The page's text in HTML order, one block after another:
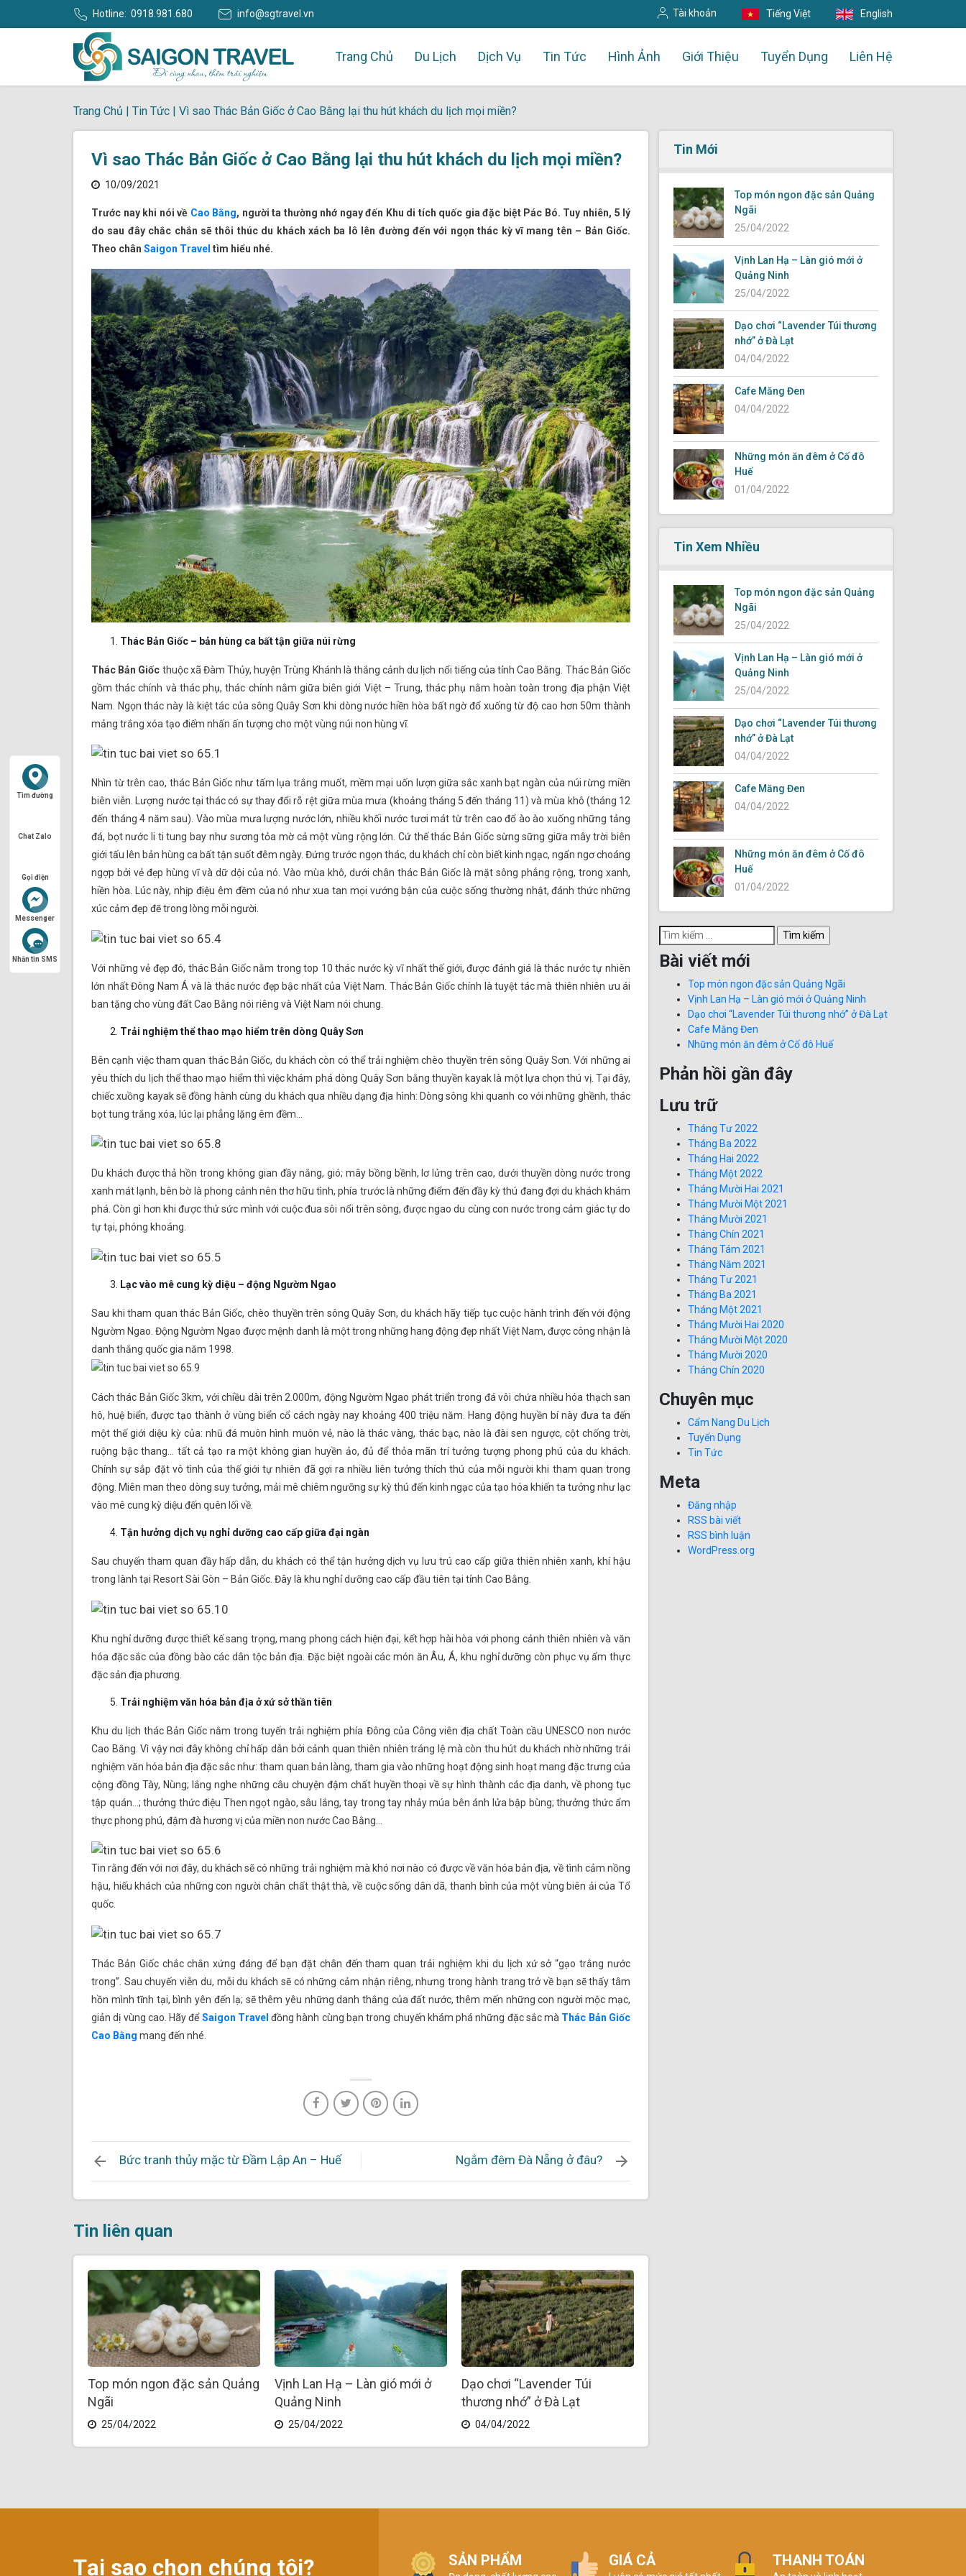
Hotline: 0918.981.680 info@sgtravel.vn Tài khoản Tiếng Việt English
Trang Chủ Du Lịch Dịch Vụ Tin Tức Hình Ảnh Giới Thiệu Tuyển Dụng Liên Hệ
Trang Chủ | Tin Tức | Vì sao Thác Bản Giốc ở Cao Bằng lại thu hút khách du lịch mọi miền?
Vì sao Thác Bản Giốc ở Cao Bằng lại thu hút khách du lịch mọi miền?
10/09/2021
Trước nay khi nói về Cao Bằng, người ta thường nhớ ngay đến Khu di tích quốc gia đặc biệt Pác Bó. Tuy nhiên, 5 lý
do sau đây chắc chắn sẽ thôi thúc du khách xách ba lô lên đường đến với ngọn thác kỳ vĩ mang tên – Bản Giốc.
Theo chân Saigon Travel tìm hiểu nhé.
Thác Bản Giốc – bản hùng ca bất tận giữa núi rừng
Thác Bản Giốc thuộc xã Đàm Thủy, huyện Trùng Khánh là thắng cảnh du lịch nổi tiếng của tỉnh Cao Bằng. Thác Bản Giốc
gồm thác chính và thác phụ, thác chính nằm giữa biên giới Việt – Trung, thác phụ nằm hoàn toàn trong địa phận Việt
Nam. Ngọn thác này là kiệt tác của sông Quây Sơn khi dòng nước hiền hòa bất ngờ đổ xuống từ độ cao hơn 50m thành
mảng trắng xóa tạo điểm nhấn ấn tượng cho một vùng núi non hùng vĩ.
Nhìn từ trên cao, thác Bản Giốc như tấm lụa trắng muốt, mềm mại uốn lượn giữa sắc xanh bạt ngàn của núi rừng miền
biên viễn. Lượng nước tại thác có sự thay đổi rõ rệt giữa mùa mưa (khoảng tháng 5 đến tháng 11) và mùa khô (tháng 12
đến tháng 4 năm sau). Vào mùa mưa lượng nước lớn, nhiều khối nước tươi mát từ trên cao đổ ào ào xuống những tảng
đá, bọt nước li ti tung bay như sương tỏa mờ cả một vùng rộng lớn. Cứ thế thác Bản Giốc sừng sững giữa mây trời biên
giới tấu lên bản hùng ca bất tận suốt đêm ngày. Đứng trước ngọn thác, du khách chỉ còn biết kinh ngạc, ngẩn ngơ choáng
ngợp bởi vẻ đẹp hùng vĩ và dữ dội của nó. Vào mùa khô, dưới chân thác Bản Giốc là mặt sông phẳng rộng, trong xanh,
hiền hòa. Lúc này, nhịp điệu êm đềm của nó như xua tan mọi vướng bận của cuộc sống thường nhật, đánh thức những
xúc cảm đẹp đẽ trong lòng mỗi người.
Với những vẻ đẹp đó, thác Bản Giốc nằm trong top 10 thác nước kỳ vĩ nhất thế giới, được đánh giá là thác nước tự nhiên
lớn nhất Đông Nam Á và là thác nước đẹp bậc nhất của Việt Nam. Thác Bản Giốc chính là tuyệt tác mà thiên nhiên ưu ái
ban tặng cho vùng đất Cao Bằng nói riêng và Việt Nam nói chung.
Trải nghiệm thể thao mạo hiểm trên dòng Quây Sơn
Bên cạnh việc tham quan thác Bản Giốc, du khách còn có thể trải nghiệm chèo thuyền trên sông Quây Sơn. Với những ai
yêu thích du lịch thể thao mạo hiểm thì việc khám phá dòng Quây Sơn bằng thuyền kayak là một lựa chọn thú vị. Tại đây,
chiếc xuồng kayak sẽ đồng hành cùng du khách qua nhiều dạng địa hình: Dòng sông khi quanh co với những ghềnh, thác
bọt tung trắng xóa, lúc lại phẳng lặng êm đềm…
Du khách được thả hồn trong không gian đầy nắng, gió; mây bồng bềnh, lơ lửng trên cao, dưới thuyền dòng nước trong
xanh mát lạnh, bên bờ là phong cảnh nên thơ hữu tình, phía trước là những điểm đến đầy kỳ thú đang đợi du khách khám
phá. Còn gì hơn khi được thử sức mình với cuộc đua sôi nổi trên sông, được ngao du cùng con nước trong cảm giác tự do
tự tại, phóng khoáng.
Lạc vào mê cung kỳ diệu – động Ngườm Ngao
Sau khi tham quan thác Bản Giốc, chèo thuyền trên sông Quây Sơn, du khách hãy tiếp tục cuộc hành trình đến với động
Ngườm Ngao. Động Ngườm Ngao được mệnh danh là một trong những hang động đẹp nhất Việt Nam, được công nhận là
danh thắng quốc gia năm 1998.
Cách thác Bản Giốc 3km, với chiều dài trên 2.000m, động Ngườm Ngao phát triển trong đá vôi chứa nhiều hóa thạch san
hô, huệ biển, được tạo thành ở vùng biển cổ cách ngày nay khoảng 400 triệu năm. Hang động huyền bí này đưa ta đến
một thế giới diệu kỳ của: nhũ đá muôn hình muôn vẻ, nào là thác vàng, thác bạc, nào là đài sen ngược, cột chống trời,
ruộng bậc thang… tất cả tạo ra một không gian huyền ảo, đủ để thỏa mãn trí tưởng tượng phong phú của du khách.
Chính sự sắp đặt vô tình của thế giới tự nhiên đã gợi ra nhiều liên tưởng thích thú của mỗi người khi tham quan trong
động. Miên man theo dòng suy tưởng, mải mê chiêm ngưỡng sự kỳ thú đến kinh ngạc của tạo hóa khiến ta tưởng như lạc
vào mê cung kỳ diệu đến quên lối về.
Tận hưởng dịch vụ nghỉ dưỡng cao cấp giữa đại ngàn
Sau chuyến tham quan đầy hấp dẫn, du khách có thể tận hưởng dịch vụ lưu trú cao cấp giữa thiên nhiên xanh, khí hậu
trong lành tại Resort Sài Gòn – Bản Giốc. Đây là khu nghỉ dưỡng cao cấp đầu tiên tại tỉnh Cao Bằng.
Khu nghỉ dưỡng được thiết kế sang trọng, mang phong cách hiện đại, kết hợp hài hòa với phong cảnh thiên nhiên và văn
hóa đặc sắc của đồng bào các dân tộc bản địa. Đặc biệt ngoài các món ăn Âu, Á, khu nghỉ dưỡng còn phục vụ ẩm thực
đặc sản địa phương.
Trải nghiệm văn hóa bản địa ở xứ sở thần tiên
Khu du lịch thác Bản Giốc nằm trong tuyến trải nghiệm phía Đông của Công viên địa chất Toàn cầu UNESCO non nước
Cao Bằng. Vì vậy nơi đây không chỉ hấp dẫn bởi cảnh quan thiên nhiên tráng lệ mà còn thu hút du khách nhờ những trải
nghiệm văn hóa bản địa đặc sắc như: tham quan bản làng, tham gia vào những hoạt động sinh hoạt mang đặc trưng của
cộng đồng Tày, Nùng; lắng nghe những câu chuyện đậm chất huyền thoại về sự hình thành các địa danh, về phong tục
tập quán…; thưởng thức điệu Then ngọt ngào, sâu lắng, tay trong tay nhảy múa bên ánh lửa bập bùng; thưởng thức ẩm
thực phong phú, đậm đà hương vị của miền non nước Cao Bằng…
Tin rằng đến với nơi đây, du khách sẽ có những trải nghiệm mà khó nơi nào có được về văn hóa bản địa, về tình cảm nồng
hậu, hiếu khách của những con người chân chất thật thà, về cuộc sống dân dã, thanh bình của một vùng biên ải của Tổ
quốc.
Thác Bản Giốc chắc chắn xứng đáng để bạn đặt chân đến tham quan trải nghiệm khi du lịch xứ sở “gạo trắng nước
trong”. Sau chuyến viễn du, mỗi du khách sẽ có những cảm nhận riêng, nhưng trong hành trang trở về bạn sẽ thấy tâm
hồn mình tĩnh tại, bình yên đến lạ; sẽ thêm yêu những danh thắng của đất nước, thêm mến những con người mộc mạc,
giản dị vùng cao. Hãy đểSaigon Travel đồng hành cùng bạn trong chuyến khám phá những đặc sắc mà Thác Bản Giốc
Cao Bằng mang đến nhé.
Bức tranh thủy mặc từ Đầm Lập An – Huế Ngắm đêm Đà Nẵng ở đâu?
Tin liên quan
Top món ngon đặc sản Quảng
Ngãi
25/04/2022
Vịnh Lan Hạ – Làn gió mới ở
Quảng Ninh
25/04/2022
Dạo chơi “Lavender Túi
thương nhớ” ở Đà Lạt
04/04/2022
Tin Mới
Top món ngon đặc sản Quảng
Ngãi
25/04/2022
Vịnh Lan Hạ – Làn gió mới ở
Quảng Ninh
25/04/2022
Dạo chơi “Lavender Túi thương
nhớ” ở Đà Lạt
04/04/2022
Cafe Măng Đen
04/04/2022
Những món ăn đêm ở Cố đô
Huế
01/04/2022
Tin Xem Nhiều
Top món ngon đặc sản Quảng
Ngãi
25/04/2022
Vịnh Lan Hạ – Làn gió mới ở
Quảng Ninh
25/04/2022
Dạo chơi “Lavender Túi thương
nhớ” ở Đà Lạt
04/04/2022
Cafe Măng Đen
04/04/2022
Những món ăn đêm ở Cố đô
Huế
01/04/2022
Tìm
kiếm
cho:
Bài viết mới
Top món ngon đặc sản Quảng Ngãi
Vịnh Lan Hạ – Làn gió mới ở Quảng Ninh
Dạo chơi “Lavender Túi thương nhớ” ở Đà Lạt
Cafe Măng Đen
Những món ăn đêm ở Cố đô Huế
Phản hồi gần đây
Lưu trữ
Tháng Tư 2022
Tháng Ba 2022
Tháng Hai 2022
Tháng Một 2022
Tháng Mười Hai 2021
Tháng Mười Một 2021
Tháng Mười 2021
Tháng Chín 2021
Tháng Tám 2021
Tháng Năm 2021
Tháng Tư 2021
Tháng Ba 2021
Tháng Một 2021
Tháng Mười Hai 2020
Tháng Mười Một 2020
Tháng Mười 2020
Tháng Chín 2020
Chuyên mục
Cẩm Nang Du Lịch
Tuyển Dụng
Tin Tức
Meta
Đăng nhập
RSS bài viết
RSS bình luận
WordPress.org
Tại sao chọn chúng tôi? SẢN PHẨM GIÁ CẢ THANH TOÁN
Tìm đường
Chat Zalo
Gọi điện
Messenger
Nhắn tin SMS